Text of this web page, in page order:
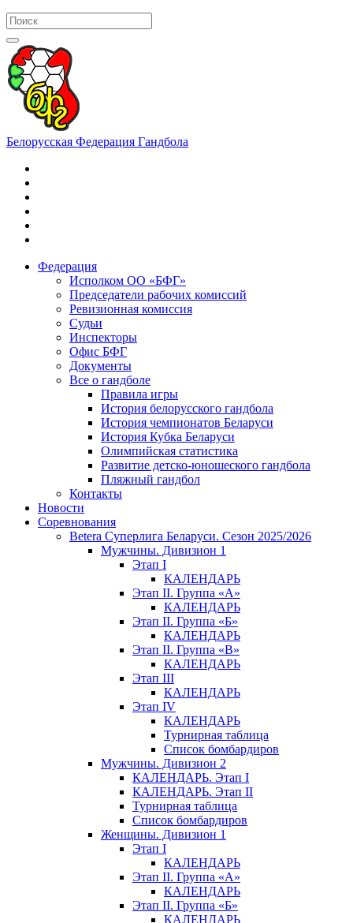
Белорусская Федерация Гандбола
Федерация
Исполком ОО «БФГ»
Председатели рабочих комиссий
Ревизионная комиссия
Судьи
Инспекторы
Офис БФГ
Документы
Все о гандболе
Правила игры
История белорусского гандбола
История чемпионатов Беларуси
История Кубка Беларуси
Олимпийская статистика
Развитие детско-юношеского гандбола
Пляжный гандбол
Контакты
Новости
Соревнования
Betera Суперлига Беларуси. Сезон 2025/2026
Мужчины. Дивизион 1
Этап I
КАЛЕНДАРЬ
Этап II. Группа «А»
КАЛЕНДАРЬ
Этап II. Группа «Б»
КАЛЕНДАРЬ
Этап II. Группа «В»
КАЛЕНДАРЬ
Этап III
КАЛЕНДАРЬ
Этап IV
КАЛЕНДАРЬ
Турнирная таблица
Список бомбардиров
Мужчины. Дивизион 2
КАЛЕНДАРЬ. Этап I
КАЛЕНДАРЬ. Этап II
Турнирная таблица
Список бомбардиров
Женщины. Дивизион 1
Этап I
КАЛЕНДАРЬ
Этап II. Группа «А»
КАЛЕНДАРЬ
Этап II. Группа «Б»
КАЛЕНДАРЬ